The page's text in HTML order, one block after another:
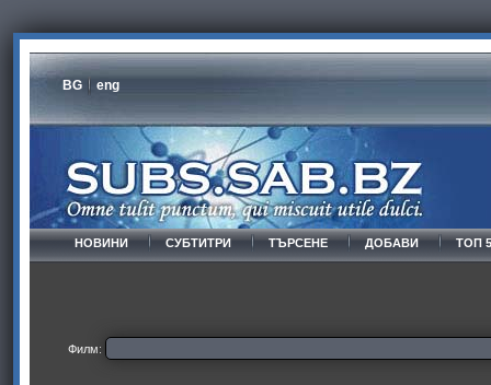
BG eng
НОВИНИ СУБТИТРИ ТЪРСЕНЕ ДОБАВИ ТОП
Филм: